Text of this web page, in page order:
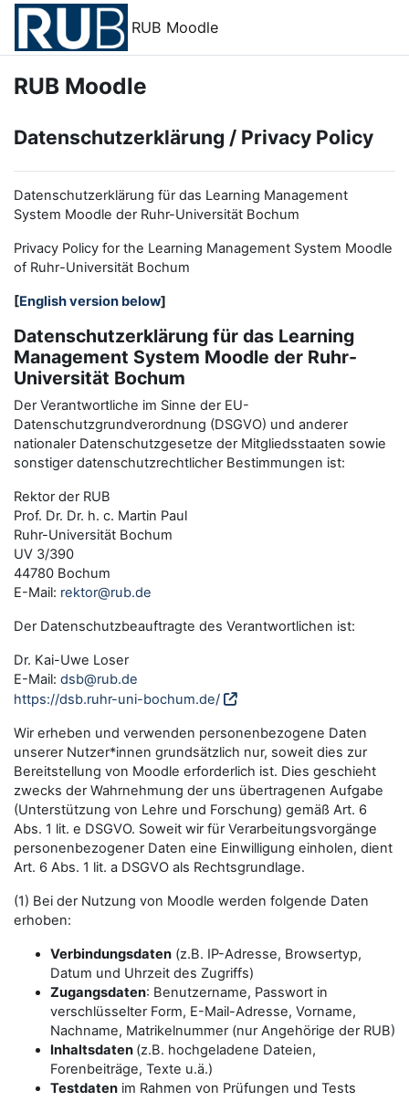
Zum Hauptinhalt
RUB Moodle
RUB Moodle
Datenschutzerklärung / Privacy Policy
Datenschutzerklärung für das Learning Management
System Moodle der Ruhr-Universität Bochum
Privacy Policy for the Learning Management System Moodle
of Ruhr-Universität Bochum
[English version below]
Datenschutzerklärung für das Learning
Management System Moodle der Ruhr-
Universität Bochum
Der Verantwortliche im Sinne der EU-
Datenschutzgrundverordnung (DSGVO) und anderer
nationaler Datenschutzgesetze der Mitgliedsstaaten sowie
sonstiger datenschutzrechtlicher Bestimmungen ist:
Rektor der RUB
Prof. Dr. Dr. h. c. Martin Paul
Ruhr-Universität Bochum
UV 3/390
44780 Bochum
E-Mail: rektor@rub.de
Der Datenschutzbeauftragte des Verantwortlichen ist:
Dr. Kai-Uwe Loser
E-Mail: dsb@rub.de
https://dsb.ruhr-uni-bochum.de/
Wir erheben und verwenden personenbezogene Daten
unserer Nutzer*innen grundsätzlich nur, soweit dies zur
Bereitstellung von Moodle erforderlich ist. Dies geschieht
zwecks der Wahrnehmung der uns übertragenen Aufgabe
(Unterstützung von Lehre und Forschung) gemäß Art. 6
Abs. 1 lit. e DSGVO. Soweit wir für Verarbeitungsvorgänge
personenbezogener Daten eine Einwilligung einholen, dient
Art. 6 Abs. 1 lit. a DSGVO als Rechtsgrundlage.
(1) Bei der Nutzung von Moodle werden folgende Daten
erhoben:
Verbindungsdaten (z.B. IP-Adresse, Browsertyp,
Datum und Uhrzeit des Zugriffs)
Zugangsdaten: Benutzername, Passwort in
verschlüsselter Form, E-Mail-Adresse, Vorname,
Nachname, Matrikelnummer (nur Angehörige der RUB)
Inhaltsdaten (z.B. hochgeladene Dateien,
Forenbeiträge, Texte u.ä.)
Testdaten im Rahmen von Prüfungen und Tests